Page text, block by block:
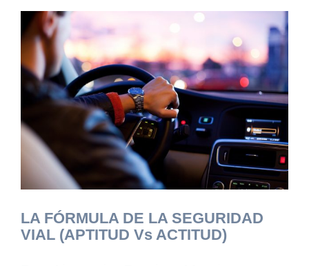
LA FÓRMULA DE LA SEGURIDAD
VIAL (APTITUD Vs ACTITUD)